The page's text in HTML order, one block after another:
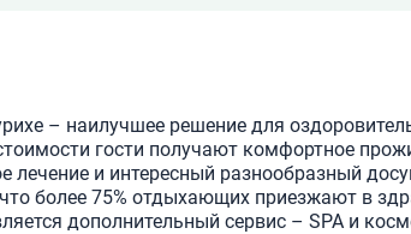
– наилучшее решение для
гости получают комфортное
лечение и интересный разнообразный
более 75% отдыхающих приезжают в
дополнительный сервис – SPA и